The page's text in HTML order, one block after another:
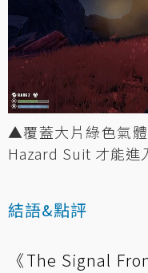
▲覆蓋大片綠色氣
Hazard Suit 才能進
結語&點評
《The Signal